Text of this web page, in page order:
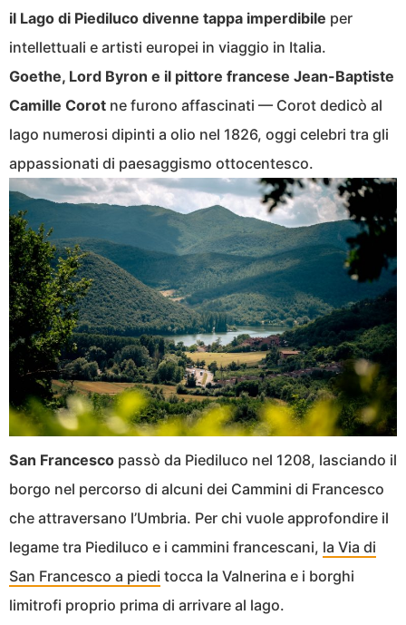
il Lago di Piediluco divenne tappa imperdibile per
intellettuali e artisti europei in viaggio in Italia.
Goethe, Lord Byron e il pittore francese Jean-Baptiste
Camille Corot ne furono affascinati — Corot dedicò al
lago numerosi dipinti a olio nel 1826, oggi celebri tra gli
appassionati di paesaggismo ottocentesco.
San Francesco passò da Piediluco nel 1208, lasciando il
borgo nel percorso di alcuni dei Cammini di Francesco
che attraversano l’Umbria. Per chi vuole approfondire il
legame tra Piediluco e i cammini francescani, la Via di
San Francesco a piedi tocca la Valnerina e i borghi
limitrofi proprio prima di arrivare al lago.